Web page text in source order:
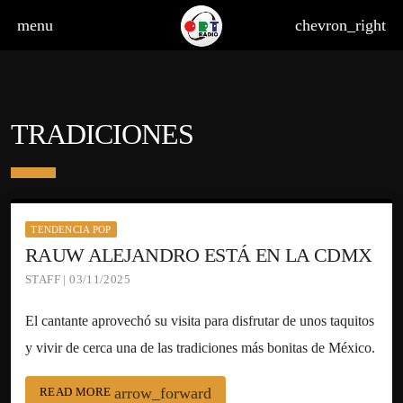
menu chevron_right
TRADICIONES
TENDENCIA POP
RAUW ALEJANDRO ESTÁ EN LA CDMX
STAFF | 03/11/2025
El cantante aprovechó su visita para disfrutar de unos taquitos
y vivir de cerca una de las tradiciones más bonitas de México.
READ MORE arrow_forward